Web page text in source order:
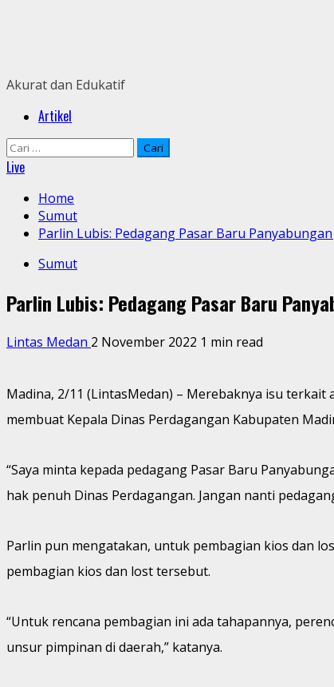
Akurat dan Edukatif
PrimaryArtikel
Cari
untuk:
Live
Home
Sumut
Parlin Lubis: Pedagang Pasar Baru
Sumut
Parlin Lubis: Pedagang Pasar Baru
Lintas Medan 2 November 2022 1 min read
Madina, 2/11 (LintasMedan) – Merebaknya isu
membuat Kepala Dinas Perdagangan Kabupaten
“Saya minta kepada pedagang Pasar Baru
hak penuh Dinas Perdagangan. Jangan nanti
Parlin pun mengatakan, untuk pembagian kios dan
pembagian kios dan lost tersebut.
“Untuk rencana pembagian ini ada tahapannya,
unsur pimpinan di daerah,” katanya.